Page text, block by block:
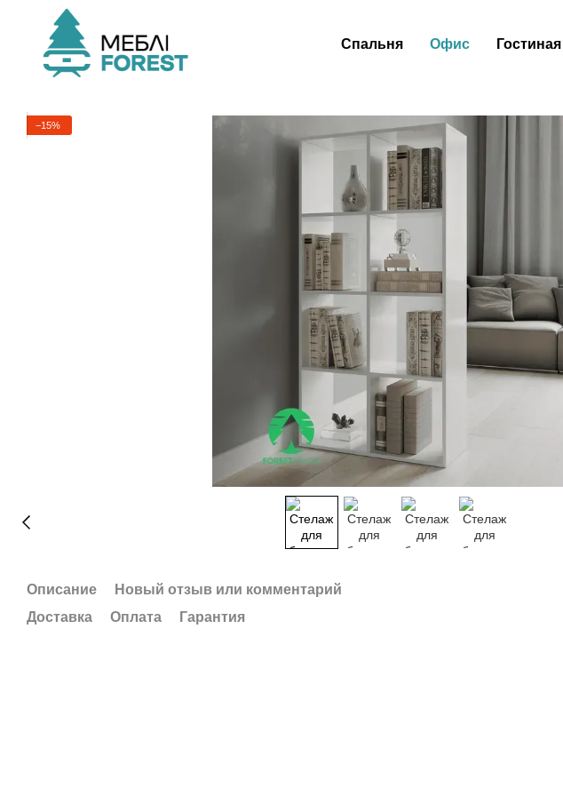
Перейти к основному контенту
Спальня Офис Гостиная
−15%
Описание
Новый отзыв или комментарий
Доставка
Оплата Гарантия